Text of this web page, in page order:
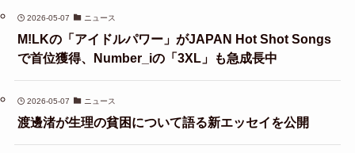
2026-05-07 ニュース
M!LKの「アイドルパワー」がJAPAN Hot Shot Songs
で首位獲得、Number_iの「3XL」も急成長中
2026-05-07 ニュース
渡邊渚が生理の貧困について語る新エッセイを公開